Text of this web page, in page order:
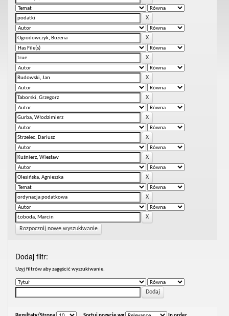
Rozpocznij nowe wyszukiwanie
Dodaj filtr:
Uzyj filtrów aby zagęścić wyszukiwanie.